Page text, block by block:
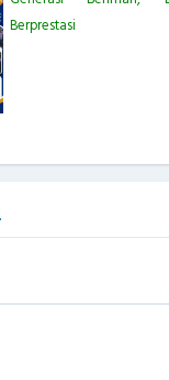
Berprestasi